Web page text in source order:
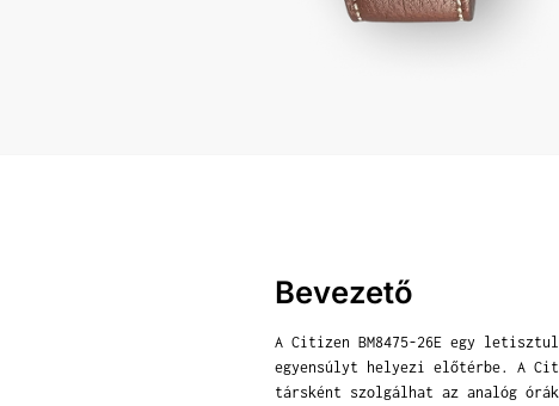
Bevezető
A Citizen BM8475-26E egy
egyensúlyt helyezi előtérbe. A
társként szolgálhat az analóg